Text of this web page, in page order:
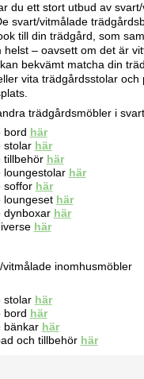
du ett stort utbud av
svart/vitmålade
till din trädgård, som
– oavsett om det är
bekvämt matcha din
vita trädgårdsstolar och
trädgårdsmöbler i
bord här
stolar här
tillbehör här
loungestolar här
soffor här
loungeset här
dynboxar här
här
inomhusmöbler
stolar här
bord här
bänkar här
och tillbehör här